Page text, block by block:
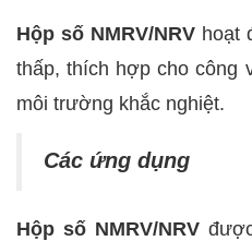
Hộp số NMRV/NRV hoạt
thấp, thích hợp cho công
môi trường khắc nghiệt.
Các ứng dụng
Hộp số NMRV/NRV